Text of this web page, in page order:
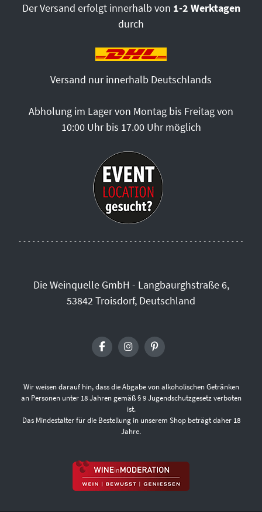
Der Versand erfolgt innerhalb von 1-2 Werktagen
durch
Versand nur innerhalb Deutschlands
Abholung im Lager von Montag bis Freitag von
10:00 Uhr bis 17.00 Uhr möglich
Die Weinquelle GmbH - Langbaurghstraße 6,
53842 Troisdorf, Deutschland
Wir weisen darauf hin, dass die Abgabe von alkoholischen Getränken
an Personen unter 18 Jahren gemäß § 9 Jugendschutzgesetz verboten
ist.
Das Mindestalter für die Bestellung in unserem Shop beträgt daher 18
Jahre.